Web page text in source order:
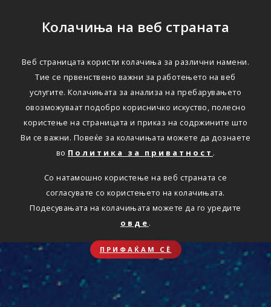
Колачиња на веб страната
Веб страницата користи колачиња за различни намени.
Тие се првенствено важни за работењето на веб
услугите. Колачињата за анализа на пребарувањето
овозможуваат подобро корисничко искуство, полесно
користење на страницата и приказ на содржините што
Ви се важни. Повеќе за колачињата можете да дознаете
во Политика за приватност .
Со натамошно користење на веб страната се
согласувате со користењето на колачињата.
Подесувањата на колачињата можете да го уредите
овде .
ПРИФАЌАМ СЀ